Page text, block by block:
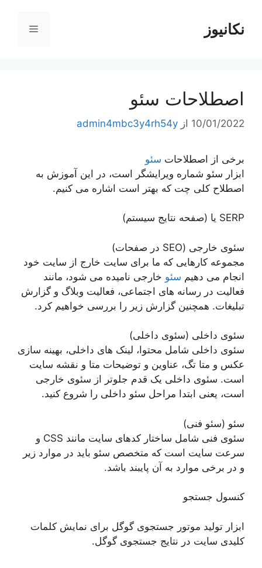
محتوانکانیوز فهرست
اصطلاحات سئو
10/01/2022 از admin4mbc3y4rh54y
برخی از اصطلاحات سئو
ابزار سئو شماره ویرایشگر است، در این آموزش به
اصطلاح کلی چت که بهتر است اشاره می کنیم.
SERP یا (صفحه نتایج سیستم)
سئوی خارجی (SEO در صفحات)
مجموعه کارهایی که ما برای سایت خارج از سایت خود
انجام می دهیم سئو خارجی نامیده می شود، مانند
فعالیت در رسانه های اجتماعی، فعالیت وبلاگ و گزارش
تبلیغات. همچنین گزارش زیر را بررسی خواهیم کرد.
سئوی داخلی (سئوی داخلی)
سئوی داخلی شامل محتوا، لینک های داخلی، بهینه سازی
عکس و متا تگ، عناوین و توضیحات متا و نقشه سایت
است. سئوی داخلی یک قدم جلوتر از سئوی خارجی
است، یعنی ابتدا مراحل سئو داخلی را شروع کنید.
سئو (سئو فنی)
سئوی فنی شامل ساختار کدهای سایت مانند CSS و
سرعت سایت است که متخصص سئو باید در موارد زیر
و در برخی موارد به آن پایبند باشد.
کنسول جستجو
ابزار تولید موتور جستجوی گوگل برای نمایش کلمات
کلیدی سایت در نتایج جستجوی گوگل.